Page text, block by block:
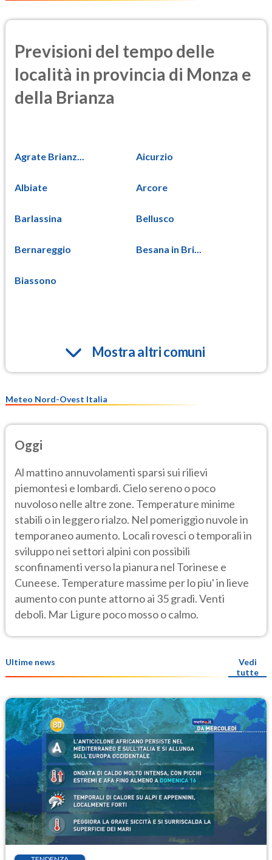
Previsioni del tempo delle
località in provincia di Monza e
della Brianza
Agrate Brianz... Aicurzio
Albiate Arcore
Barlassina Bellusco
Bernareggio Besana in Bri...
Biassono
Mostra altri comuni
Meteo Nord-Ovest Italia
Oggi
Al mattino annuvolamenti sparsi sui rilievi
piemontesi e lombardi. Cielo sereno o poco
nuvoloso nelle altre zone. Temperature minime
stabili o in leggero rialzo. Nel pomeriggio nuvole in
temporaneo aumento. Locali rovesci o temporali in
sviluppo nei settori alpini con possibili
sconfinamenti verso la pianura nel Torinese e
Cuneese. Temperature massime per lo piu' in lieve
aumento con punte attorno ai 35 gradi. Venti
deboli. Mar Ligure poco mosso o calmo.
Ultime news
Vedi
tutte